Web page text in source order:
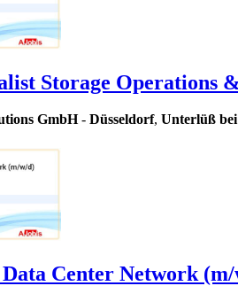
Storage Operations
GmbH- Düsseldorf, Unterlüß
Center Network